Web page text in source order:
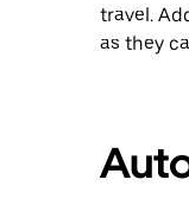
travel.
as they